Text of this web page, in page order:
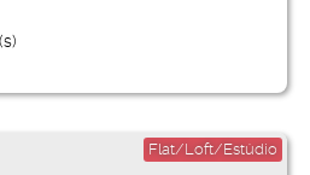
Flat/Loft/Estúdio